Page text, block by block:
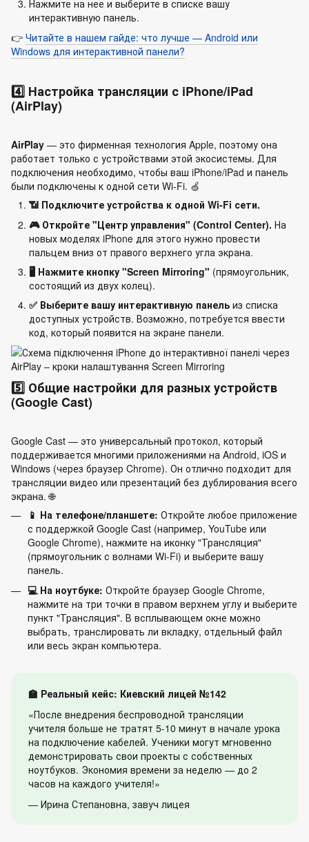
Нажмите на нее и выберите в списке вашу
интерактивную панель.
👉 Читайте в нашем гайде: что лучше — Android или
Windows для интерактивной панели?
4️⃣ Настройка трансляции с iPhone/iPad
(AirPlay)
AirPlay — это фирменная технология Apple, поэтому она
работает только с устройствами этой экосистемы. Для
подключения необходимо, чтобы ваш iPhone/iPad и панель
были подключены к одной сети Wi-Fi. 🍏
📶 Подключите устройства к одной Wi-Fi сети.
🎮 Откройте "Центр управления" (Control Center). На
новых моделях iPhone для этого нужно провести
пальцем вниз от правого верхнего угла экрана.
🖥️ Нажмите кнопку "Screen Mirroring" (прямоугольник,
состоящий из двух колец).
✅ Выберите вашу интерактивную панель из списка
доступных устройств. Возможно, потребуется ввести
код, который появится на экране панели.
5️⃣ Общие настройки для разных устройств
(Google Cast)
Google Cast — это универсальный протокол, который
поддерживается многими приложениями на Android, iOS и
Windows (через браузер Chrome). Он отлично подходит для
трансляции видео или презентаций без дублирования всего
экрана. 🌐
📱 На телефоне/планшете: Откройте любое приложение
с поддержкой Google Cast (например, YouTube или
Google Chrome), нажмите на иконку "Трансляция"
(прямоугольник с волнами Wi-Fi) и выберите вашу
панель.
💻 На ноутбуке: Откройте браузер Google Chrome,
нажмите на три точки в правом верхнем углу и выберите
пункт "Трансляция". В всплывающем окне можно
выбрать, транслировать ли вкладку, отдельный файл
или весь экран компьютера.
🏫 Реальный кейс: Киевский лицей №142
«После внедрения беспроводной трансляции
учителя больше не тратят 5-10 минут в начале урока
на подключение кабелей. Ученики могут мгновенно
демонстрировать свои проекты с собственных
ноутбуков. Экономия времени за неделю — до 2
часов на каждого учителя!»
— Ирина Степановна, завуч лицея